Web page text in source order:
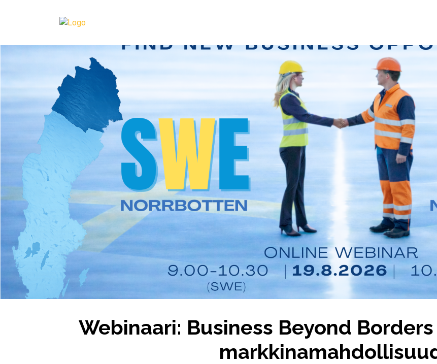
Webinaari: Business Beyond